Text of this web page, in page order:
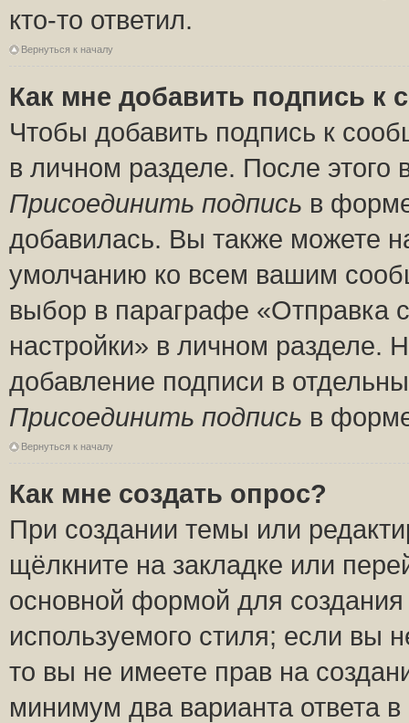
кто-то ответил.
Вернуться к началу
Как мне добавить подпись к
Чтобы добавить подпись к
в личном разделе. После
Присоединить подпись в
добавилась. Вы также можете
умолчанию ко всем вашим
выбор в параграфе «Отправка
настройки» в личном разделе.
добавление подписи в
Присоединить подпись в
Вернуться к началу
Как мне создать опрос?
При создании темы или
щёлкните на закладке или
основной формой для
используемого стиля; если вы
то вы не имеете прав на
минимум два варианта ответа